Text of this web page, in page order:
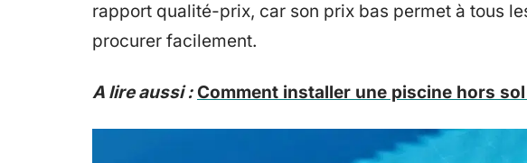
rapport qualité-prix, car son prix bas permet à tous
procurer facilement.
A lire aussi : Comment installer une piscine hors sol